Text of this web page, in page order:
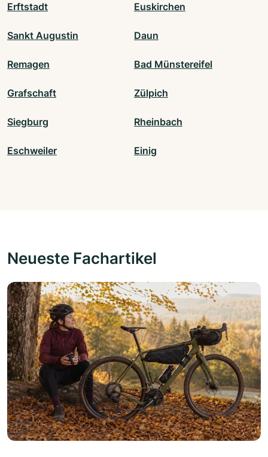
Erftstadt Euskirchen
Sankt Augustin Daun
Remagen Bad Münstereifel
Grafschaft Zülpich
Siegburg Rheinbach
Eschweiler Einig
Neueste Fachartikel